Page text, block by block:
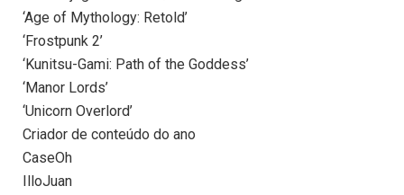
‘Age of Mythology: Retold’
‘Frostpunk 2’
‘Kunitsu-Gami: Path of the Goddess’
‘Manor Lords’
‘Unicorn Overlord’
Criador de conteúdo do ano
CaseOh
IlloJuan